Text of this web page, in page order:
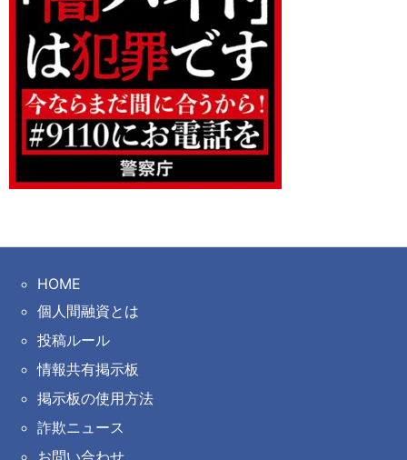
HOME
個人間融資とは
投稿ルール
情報共有掲示板
掲示板の使用方法
詐欺ニュース
お問い合わせ